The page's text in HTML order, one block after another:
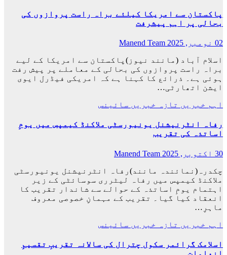
پاکستان سے امریکا کیلئے براہ راست پروازوں کی
بحالی پر اہم پیشرفت
02 نومبر, 2025
Manend Team
اسلام آباد (مانند نیوز)پاکستان سے امریکا کے لیے
براہ راست پروازوں کی بحالی کے معاملے پر پیش رفت
ہوئی ہے۔ ذرائع کا کہنا ہے کہ امریکی فیڈرل ایوی
ایشن اتھارٹی…
اہم خبریں تازہ خبریں سائینس
رفاہ انٹرنیشنل یونیورسٹی ملاکنڈ کیمپس میں یومِ
اساتذہ کی تقریب
30 اکتوبر, 2025
Manend Team
چکدرہ(نمائندہ مانند)رفاہ انٹرنیشنل یونیورسٹی
ملاکنڈ کیمپس میں رفاہ لیٹرری سوسائٹی کے زیر
اہتمام یومِ اساتذہ کے حوالے سے شاندار تقریب کا
انعقاد کیا گیا۔ تقریب کے مہمانِ خصوصی معروف
ماہرِ…
اہم خبریں تازہ خبریں سائینس
اسلامک گرائمر سکول چترال کی سالانہ تقریبِ تقسیمِ
انعامات